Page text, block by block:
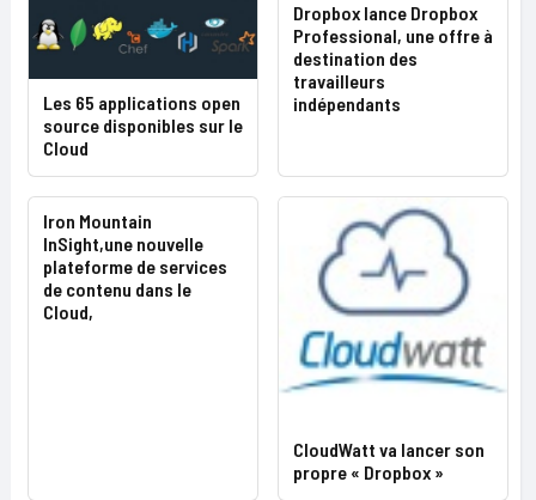
Les 65 applications open
source disponibles sur le
Cloud
Dropbox lance Dropbox
Professional, une offre à
destination des
travailleurs
indépendants
Iron Mountain
InSight,une nouvelle
plateforme de services
de contenu dans le
Cloud,
CloudWatt va lancer son
propre « Dropbox »